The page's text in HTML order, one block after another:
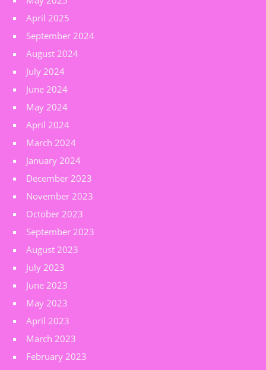
April 2025
September 2024
August 2024
July 2024
June 2024
May 2024
April 2024
March 2024
January 2024
December 2023
November 2023
October 2023
September 2023
August 2023
July 2023
June 2023
May 2023
April 2023
March 2023
February 2023